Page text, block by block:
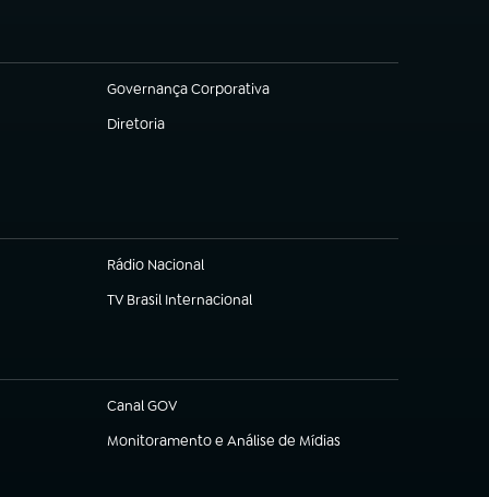
Governança Corporativa
(abre em nova aba)
Diretoria
(abre em nova aba)
Rádio Nacional
TV Brasil Internacional
(abre em nova aba)
Canal GOV
(abre em nova aba)
Monitoramento e Análise de Mídias
(abre em nova aba)